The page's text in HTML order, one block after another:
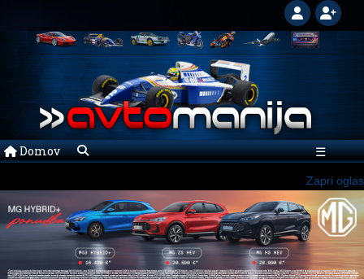
Domov ☰
Zapri oglas